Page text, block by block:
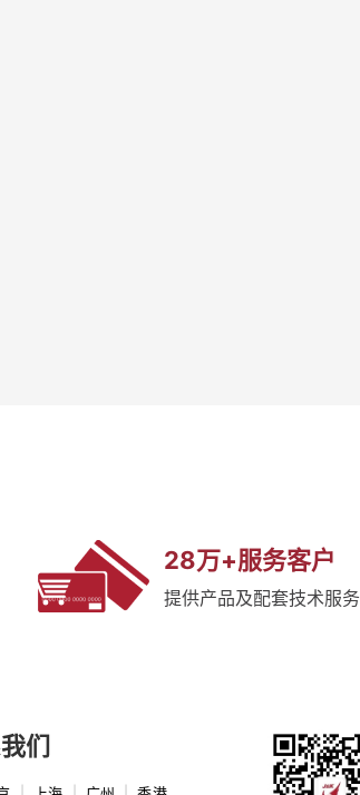
28万+服务客户
提供产品及配套技术服务
们